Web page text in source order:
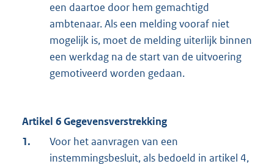
een daartoe door hem gemachtigd
ambtenaar. Als een melding vooraf niet
mogelijk is, moet de melding uiterlijk binnen
een werkdag na de start van de uitvoering
gemotiveerd worden gedaan.
Artikel 6 Gegevensverstrekking
1.
Voor het aanvragen van een
instemmingsbesluit, als bedoeld in artikel 4,